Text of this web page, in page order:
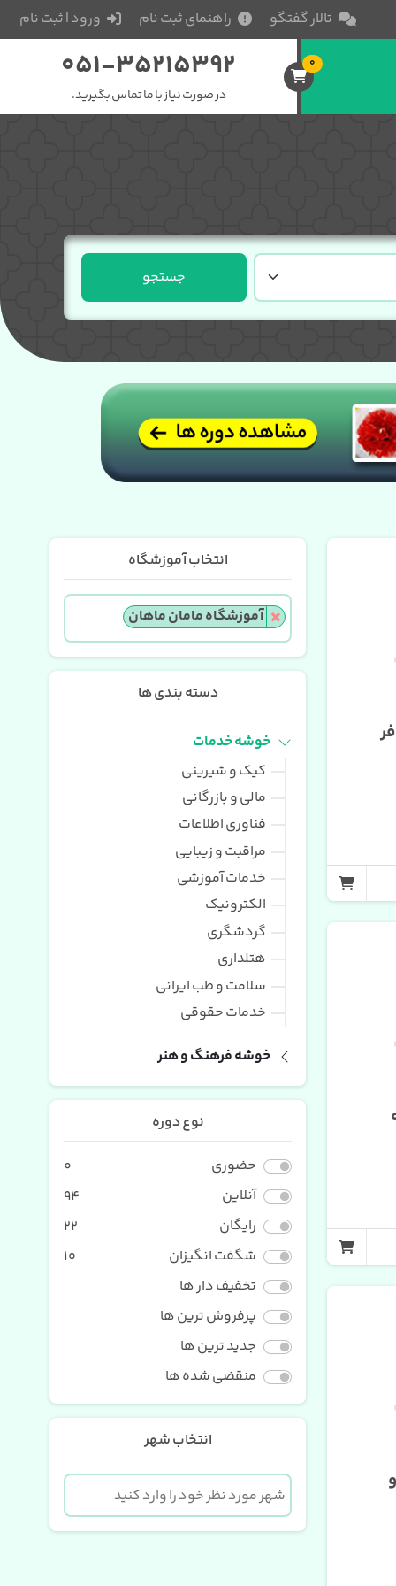
تالار گفتگو راهنمای ثبت نام ورود | ثبت نام
0
051-35215392
در صورت نیاز با ما تماس بگیرید.
جستجو
انتخاب آموزشگاه
× آموزشگاه مامان ماهان
دسته بندی ها
خوشه خدمات
کیک و شیرینی
مالی و بازرگانی
فناوری اطلاعات
مراقبت و زیبایی
خدمات آموزشی
الکترونیک
گردشگری
هتلداری
سلامت و طب ایرانی
خدمات حقوقی
خوشه فرهنگ و هنر
نوع دوره
حضوری
0
آنلاین
94
رایگان
22
شگفت انگیزان
10
تخفیف دار ها
پرفروش ترین ها
جدید ترین ها
منقضی شده ها
انتخاب شهر